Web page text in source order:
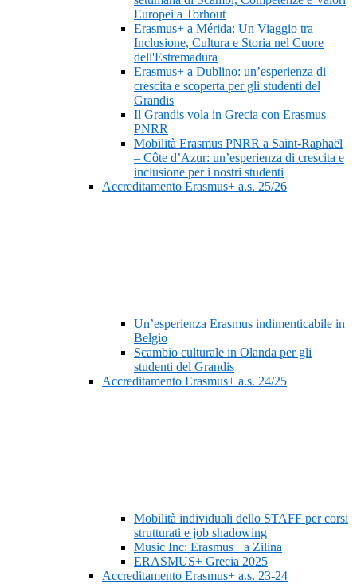
Europei a Torhout
Erasmus+ a Mérida: Un Viaggio tra
Inclusione, Cultura e Storia nel Cuore
dell'Estremadura
Erasmus+ a Dublino: un’esperienza di
crescita e scoperta per gli studenti del
Grandis
Il Grandis vola in Grecia con Erasmus
PNRR
Mobilità Erasmus PNRR a Saint-Raphaël
– Côte d’Azur: un’esperienza di crescita e
inclusione per i nostri studenti
Accreditamento Erasmus+ a.s. 25/26
Un’esperienza Erasmus indimenticabile in
Belgio
Scambio culturale in Olanda per gli
studenti del Grandis
Accreditamento Erasmus+ a.s. 24/25
Mobilità individuali dello STAFF per corsi
strutturati e job shadowing
Music Inc: Erasmus+ a Zilina
ERASMUS+ Grecia 2025
Accreditamento Erasmus+ a.s. 23-24